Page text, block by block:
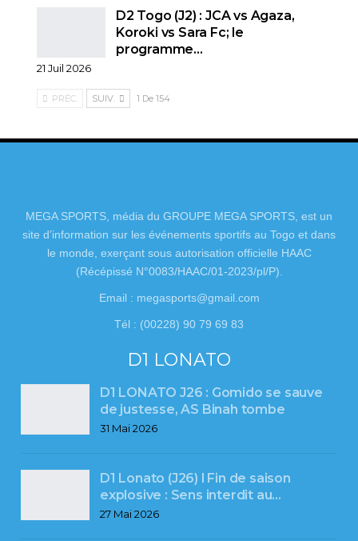
D2 Togo (J2) : JCA vs Agaza,
Koroki vs Sara Fc; le
programme…
21 Juil 2026
PRÉC. SUIV. 1 De 154
MEGA SPORTS, média du GROUPE MEGA SPORTS, est un
site d’information sur les événements sportifs au Togo et dans
le monde, exerçant sous autorisation officielle HAAC
(Récépissé N°0083/HAAC/01-2023/pl/P).
Email : megasports@gmail.com
Tél : (00228) 90 79 69 83
D1 LONATO
D1 LONATO J26 : Gomido se sauve
de justesse, AS Binah tombe
31 Mai 2026
D1 Lonato (J26) l Fin de saison
explosive : Sens interdit au…
27 Mai 2026